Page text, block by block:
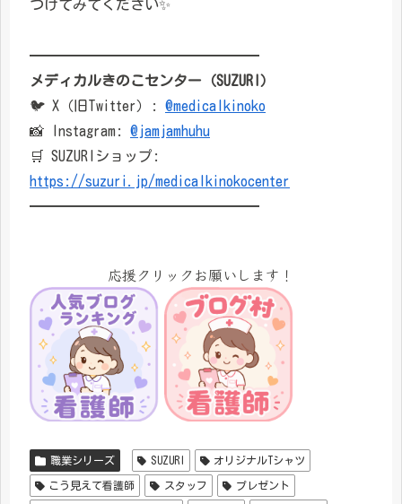
つけてみてください✨
━━━━━━━━━━━━━━━━
メディカルきのこセンター（SUZURI）
🐦 X（旧Twitter）: @medicalkinoko
📸 Instagram: @jamjamhuhu
🛒 SUZURIショップ:
https://suzuri.jp/medicalkinokocenter
━━━━━━━━━━━━━━━━
応援クリックお願いします！
職業シリーズ SUZURI オリジナルTシャツ
こう見えて看護師 スタッフ プレゼント